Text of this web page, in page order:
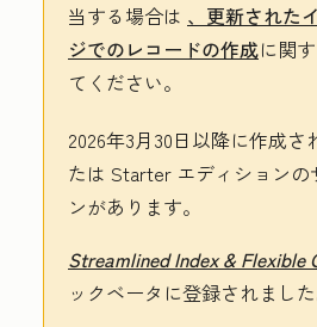
当する場合は 、更新された
ジでのレコードの作成に関
てください。
2026年3月30日以降に作成さ
たは Starter エディションの
ンがあります。
Streamlined Index & Flexible
ックベータに登録されました